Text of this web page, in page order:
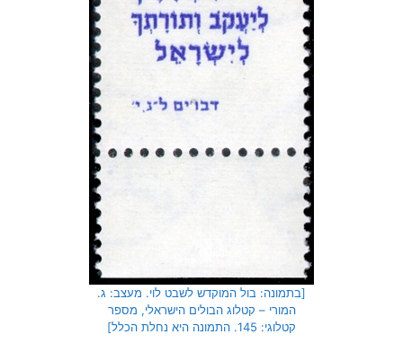
[בתמונה: בול המוקדש לשבט לוי. מעצב: ג.
המורי – קטלוג הבולים הישראלי, מספר
קטלוגי: 145. התמונה היא נחלת הכלל]